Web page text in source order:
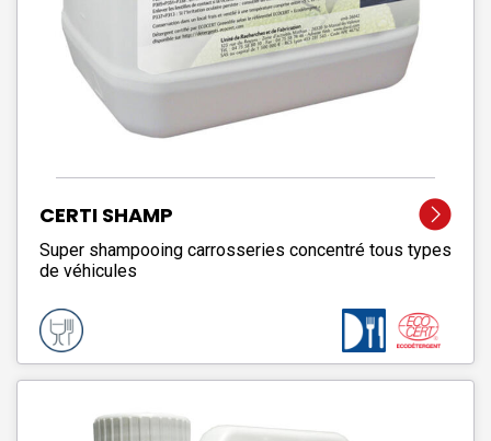
CERTI SHAMP
Super shampooing carrosseries concentré tous types
de véhicules